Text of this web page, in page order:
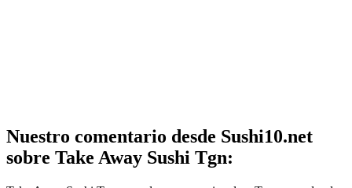
Nuestro comentario desde Sushi10.net
sobre Take Away Sushi Tgn: